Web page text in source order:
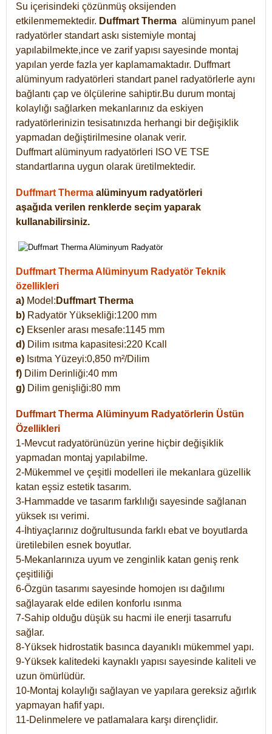
Su içerisindeki çözünmüş oksijenden
etkilenmemektedir. Duffmart Therma alüminyum panel
radyatörler standart askı sistemiyle montaj
yapılabilmekte,ince ve zarif yapısı sayesinde montaj
yapılan yerde fazla yer kaplamamaktadır. Duffmart
alüminyum radyatörleri standart panel radyatörlerle aynı
bağlantı çap ve ölçülerine sahiptir.Bu durum montaj
kolaylığı sağlarken mekanlarınız da eskiyen
radyatörlerinizin tesisatınızda herhangi bir değişiklik
yapmadan değiştirilmesine olanak verir.
Duffmart alüminyum radyatörleri ISO VE TSE
standartlarına uygun olarak üretilmektedir.
Duffmart Therma alüminyum radyatörleri
aşağıda verilen renklerde seçim yaparak
kullanabilirsiniz.
Duffmart Therma Alüminyum Radyatör Teknik
özellikleri
a) Model: Duffmart Therma
b) Radyatör Yüksekliği:1200 mm
c) Eksenler arası mesafe:1145 mm
d) Dilim ısıtma kapasitesi:220 Kcall
e) Isıtma Yüzeyi:0,850 m²/Dilim
f) Dilim Derinliği:40 mm
g) Dilim genişliği:80 mm
Duffmart Therma Alüminyum Radyatörlerin Üstün
Özellikleri
1-Mevcut radyatörünüzün yerine hiçbir değişiklik
yapmadan montaj yapılabilme.
2-Mükemmel ve çeşitli modelleri ile mekanlara güzellik
katan eşsiz estetik tasarım.
3-Hammadde ve tasarım farklılığı sayesinde sağlanan
yüksek ısı verimi.
4-İhtiyaçlarınız doğrultusunda farklı ebat ve boyutlarda
üretilebilen esnek boyutlar.
5-Mekanlarınıza uyum ve zenginlik katan geniş renk
çeşitliliği
6-Özgün tasarımı sayesinde homojen ısı dağılımı
sağlayarak elde edilen konforlu ısınma
7-Sahip olduğu düşük su hacmi ile enerji tasarrufu
sağlar.
8-Yüksek hidrostatik basınca dayanıklı mükemmel yapı.
9-Yüksek kalitedeki kaynaklı yapısı sayesinde kaliteli ve
uzun ömürlüdür.
10-Montaj kolaylığı sağlayan ve yapılara gereksiz ağırlık
yapmayan hafif yapı.
11-Delinmelere ve patlamalara karşı dirençlidir.